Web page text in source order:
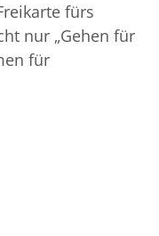
fürs
nur „Gehen für
für